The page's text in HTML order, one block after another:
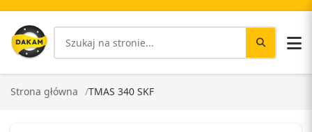
Strona główna TMAS 340 SKF